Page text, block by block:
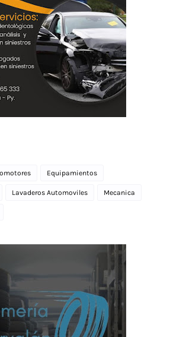
Equipamientos
Lavaderos Automoviles Mecanica